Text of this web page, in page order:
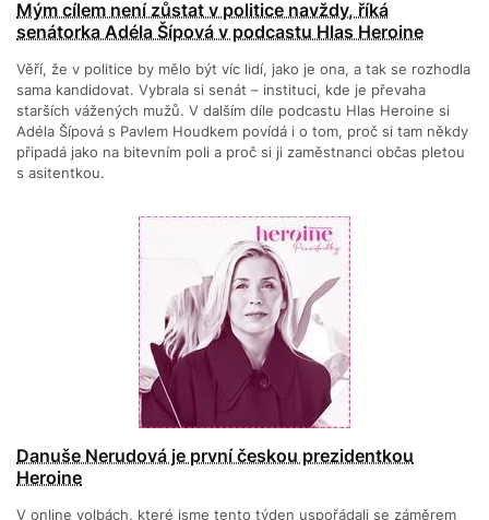
Mým cílem není zůstat v politice navždy, říká
senátorka Adéla Šípová v podcastu Hlas Heroine
Věří, že v politice by mělo být víc lidí, jako je ona, a tak se rozhodla
sama kandidovat. Vybrala si senát – instituci, kde je převaha
starších vážených mužů. V dalším díle podcastu Hlas Heroine si
Adéla Šípová s Pavlem Houdkem povídá i o tom, proč si tam někdy
připadá jako na bitevním poli a proč si ji zaměstnanci občas pletou
s asitentkou.
Danuše Nerudová je první českou prezidentkou
Heroine
V online volbách, které jsme tento týden uspořádali se záměrem